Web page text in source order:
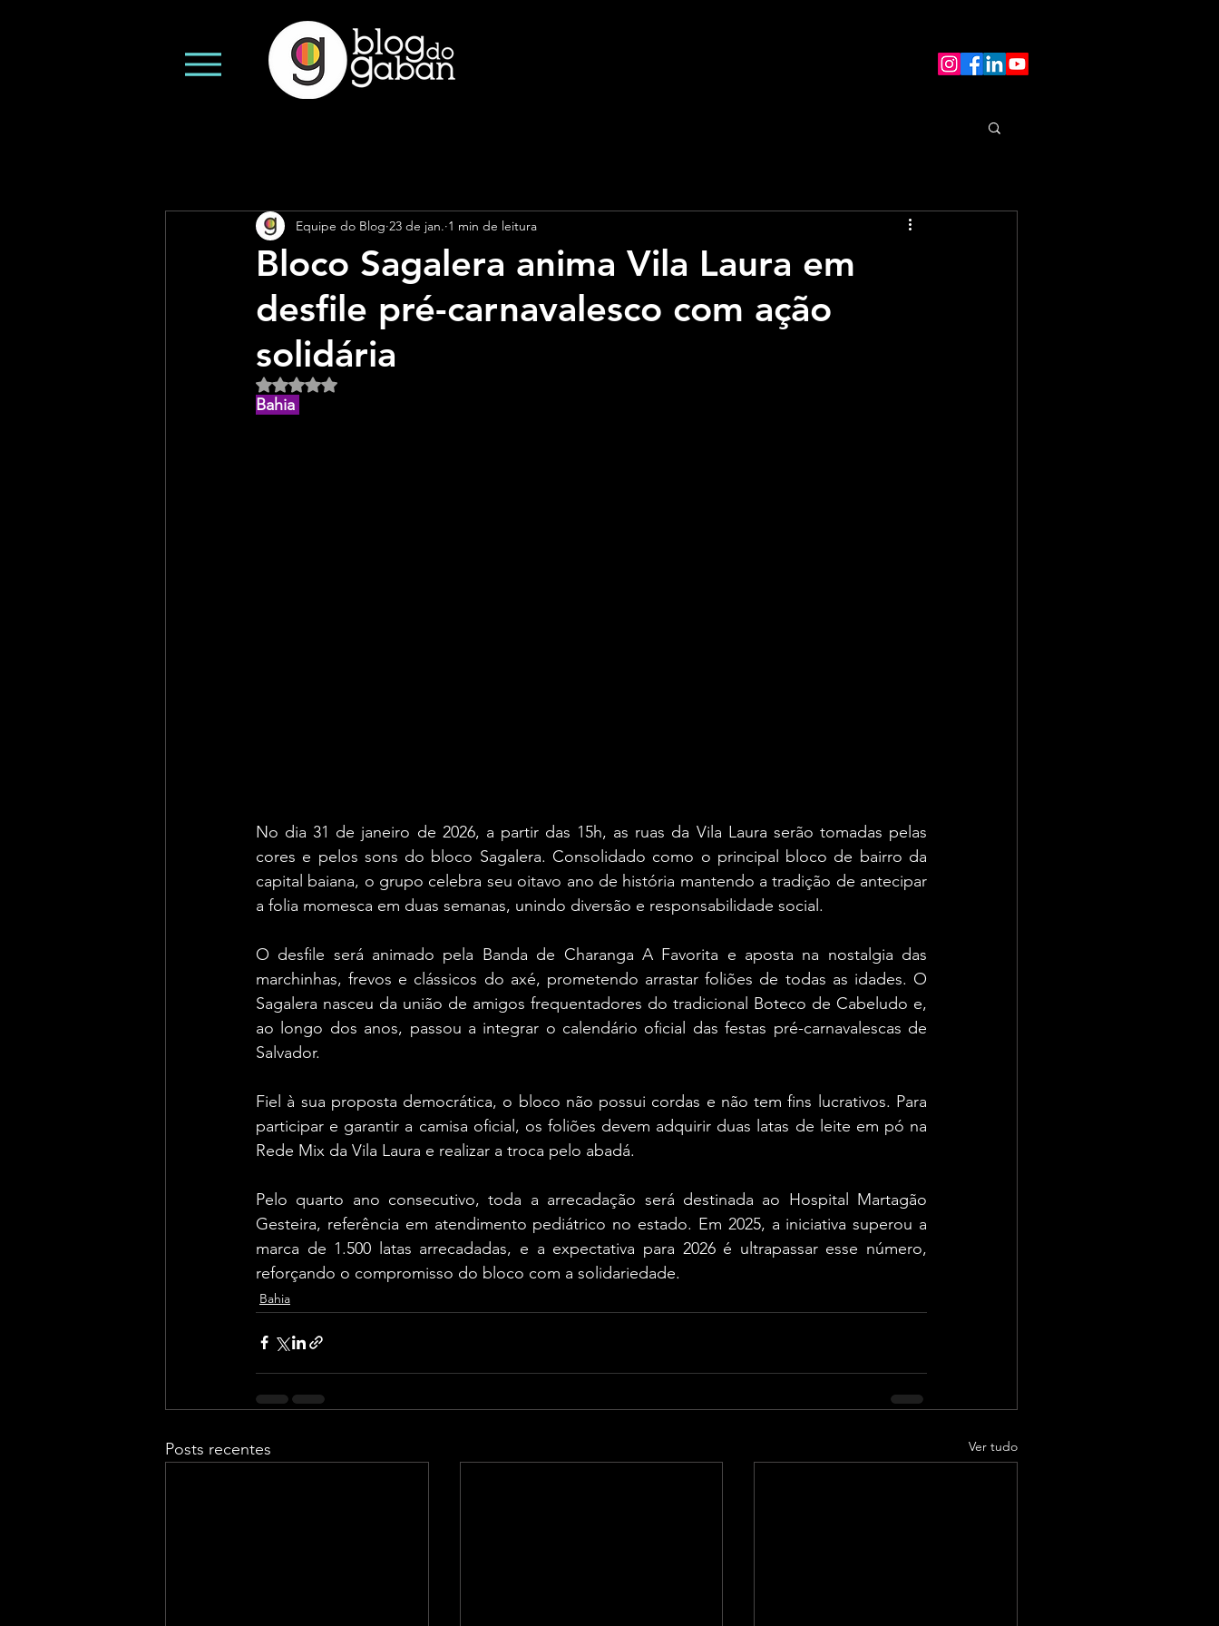
Bloco Sagalera anima Vila Laura em
desfile pré-carnavalesco com ação
solidária
Equipe do Blog 23 de jan. 1 min de leitura
Avaliado com NaN de 5 estrelas.
Bahia
No dia 31 de janeiro de 2026, a partir das 15h, as ruas da Vila Laura serão tomadas pelas
cores e pelos sons do bloco Sagalera. Consolidado como o principal bloco de bairro da
capital baiana, o grupo celebra seu oitavo ano de história mantendo a tradição de antecipar
a folia momesca em duas semanas, unindo diversão e responsabilidade social.
O desfile será animado pela Banda de Charanga A Favorita e aposta na nostalgia das
marchinhas, frevos e clássicos do axé, prometendo arrastar foliões de todas as idades. O
Sagalera nasceu da união de amigos frequentadores do tradicional Boteco de Cabeludo e,
ao longo dos anos, passou a integrar o calendário oficial das festas pré-carnavalescas de
Salvador.
Fiel à sua proposta democrática, o bloco não possui cordas e não tem fins lucrativos. Para
participar e garantir a camisa oficial, os foliões devem adquirir duas latas de leite em pó na
Rede Mix da Vila Laura e realizar a troca pelo abadá.
Pelo quarto ano consecutivo, toda a arrecadação será destinada ao Hospital Martagão
Gesteira, referência em atendimento pediátrico no estado. Em 2025, a iniciativa superou a
marca de 1.500 latas arrecadadas, e a expectativa para 2026 é ultrapassar esse número,
reforçando o compromisso do bloco com a solidariedade.
Bahia
Posts recentes Ver tudo